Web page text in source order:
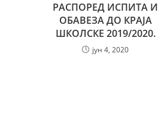
РАСПОРЕД ИСПИТА И
ОБАВЕЗА ДО КРАЈА
ШКОЛСКЕ 2019/2020.
јун 4, 2020